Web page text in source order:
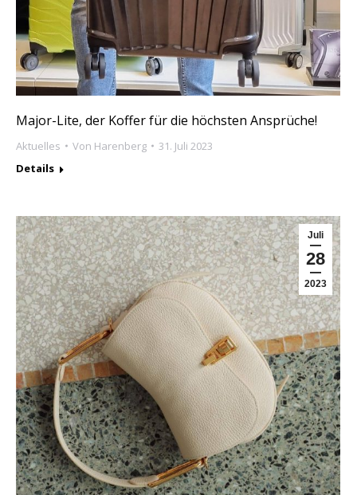
Major-Lite, der Koffer für die höchsten Ansprüche!
Aktuelles Von Harenberg
31. Juli 2023
Details
Juli
28
2023